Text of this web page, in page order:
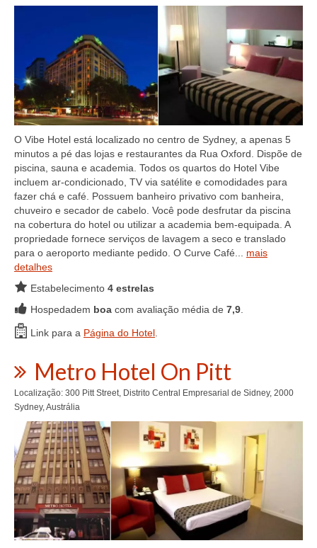
O Vibe Hotel está localizado no centro de Sydney, a apenas 5
minutos a pé das lojas e restaurantes da Rua Oxford. Dispõe de
piscina, sauna e academia. Todos os quartos do Hotel Vibe
incluem ar-condicionado, TV via satélite e comodidades para
fazer chá e café. Possuem banheiro privativo com banheira,
chuveiro e secador de cabelo. Você pode desfrutar da piscina
na cobertura do hotel ou utilizar a academia bem-equipada. A
propriedade fornece serviços de lavagem a seco e translado
para o aeroporto mediante pedido. O Curve Café... mais
detalhes
Estabelecimento 4 estrelas
Hospedadem boa com avaliação média de 7,9
Link para a Página do Hotel
Metro Hotel On Pitt
Localização: 300 Pitt Street, Distrito Central Empresarial de Sidney, 2000
Sydney, Austrália